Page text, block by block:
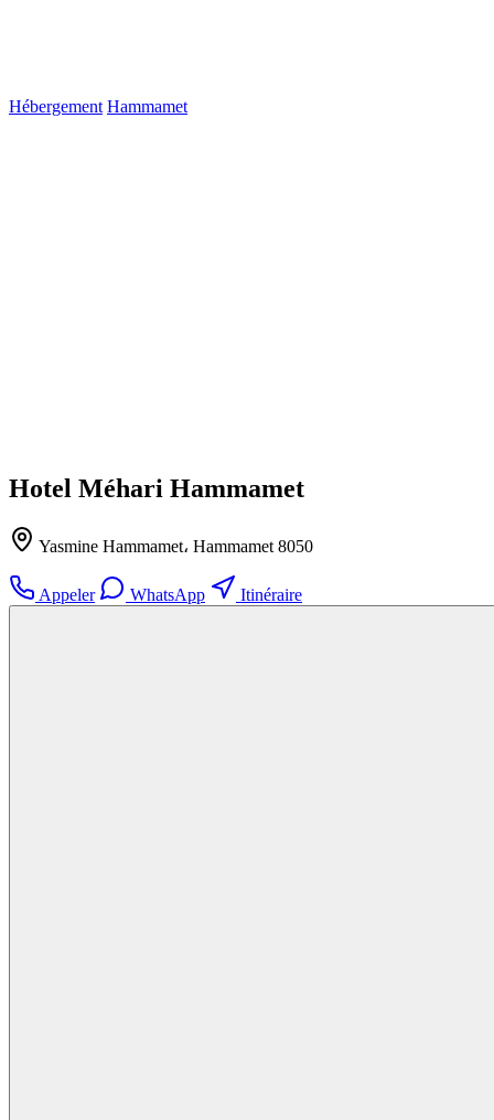
Hébergement Hammamet
Hotel Méhari Hammamet
Yasmine Hammamet، Hammamet 8050
Appeler WhatsApp Itinéraire